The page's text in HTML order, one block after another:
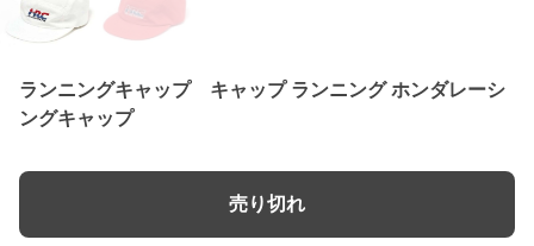
ランニングキャップ キャップ ランニング ホンダレーシ
ングキャップ
売り切れ